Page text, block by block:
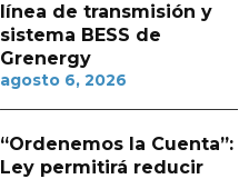
línea de transmisión y
sistema BESS de
Grenergy
agosto 6, 2026
“Ordenemos la Cuenta”:
Ley permitirá reducir